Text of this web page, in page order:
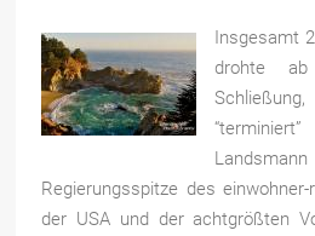
Insgesamt
drohte
Regierungsspitze des
der USA und der achtgrößten